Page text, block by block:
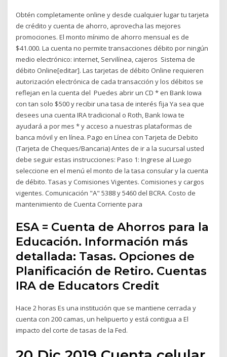
Obtén completamente online y desde cualquier lugar tu tarjeta
de crédito y cuenta de ahorro, aprovecha las mejores
promociones. El monto mínimo de ahorro mensual es de
$41.000. La cuenta no permite transacciones débito por ningún
medio electrónico: internet, Servilínea, cajeros Sistema de
débito Online[editar]. Las tarjetas de débito Online requieren
autorización electrónica de cada transacción y los débitos se
reflejan en la cuenta del Puedes abrir un CD * en Bank Iowa
con tan solo $500 y recibir una tasa de interés fija Ya sea que
desees una cuenta IRA tradicional o Roth, Bank Iowa te
ayudará a por mes * y acceso a nuestras plataformas de
banca móvil y en línea. Pago en Línea con Tarjeta de Debito
(Tarjeta de Cheques/Bancaria) Antes de ir a la sucursal usted
debe seguir estas instrucciones: Paso 1: Ingrese al Luego
seleccione en el menú el monto de la tasa consular y la cuenta
de débito. Tasas y Comisiones Vigentes. Comisiones y cargos
vigentes. Comunicación "A" 5388 y 5460 del BCRA. Costo de
mantenimiento de Cuenta Corriente para
ESA = Cuenta de Ahorros para la
Educación. Información más
detallada: Tasas. Opciones de
Planificación de Retiro. Cuentas
IRA de Educators Credit
Hace 2 horas Es una institución que se mantiene cerrada y
cuenta con 200 camas, un helipuerto y está contigua a El
impacto del corte de tasas de la Fed.